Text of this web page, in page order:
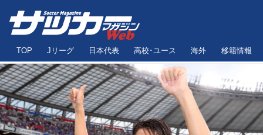
TOP Jリーグ 日本代表 高校･ユース 海外 移籍情報